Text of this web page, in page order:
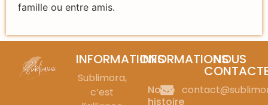
famille ou entre amis.
INFORMATIONS
Sublimora,
c’est
INFORMATIONS
Notre
histoire
NOUS